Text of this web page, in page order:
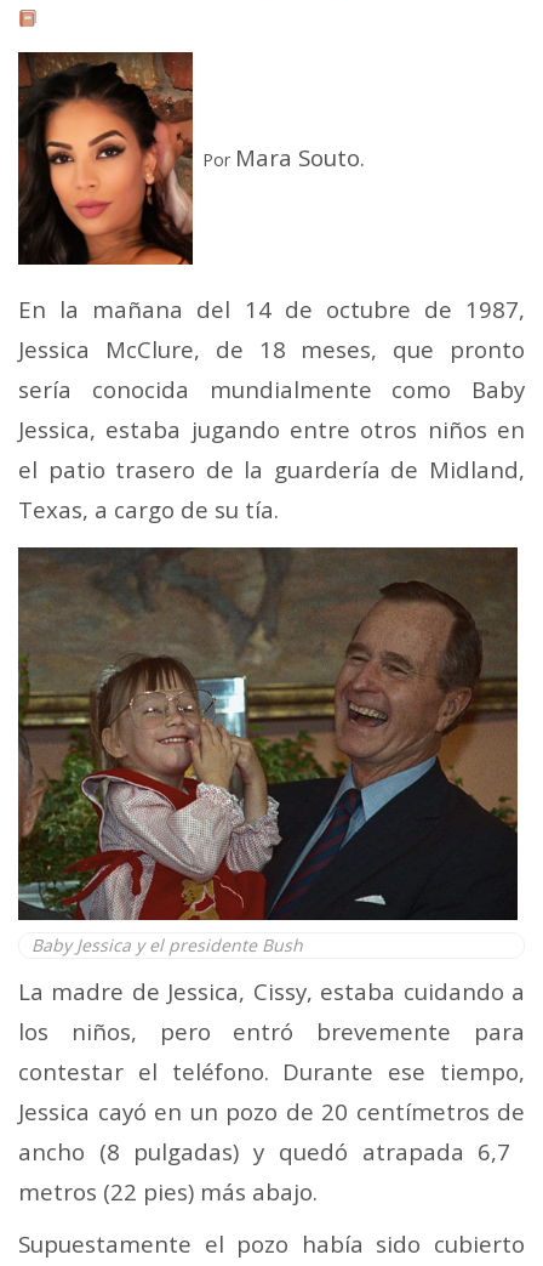
Por Mara Souto.
En la mañana del 14 de octubre de 1987,
Jessica McClure, de 18 meses, que pronto
sería conocida mundialmente como Baby
Jessica, estaba jugando entre otros niños en
el patio trasero de la guardería de Midland,
Texas, a cargo de su tía.
Baby Jessica y el presidente Bush
La madre de Jessica, Cissy, estaba cuidando a
los niños, pero entró brevemente para
contestar el teléfono. Durante ese tiempo,
Jessica cayó en un pozo de 20 centímetros de
ancho (8 pulgadas) y quedó atrapada 6,7 ​​
metros (22 pies) más abajo.
Supuestamente el pozo había sido cubierto